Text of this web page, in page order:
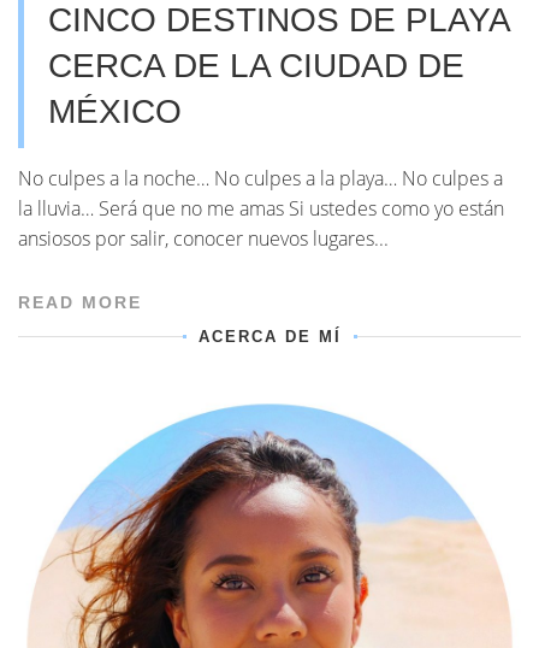
CINCO DESTINOS DE PLAYA
CERCA DE LA CIUDAD DE
MÉXICO
No culpes a la noche… No culpes a la playa… No culpes a
la lluvia… Será que no me amas Si ustedes como yo están
ansiosos por salir, conocer nuevos lugares...
READ MORE
ACERCA DE MÍ